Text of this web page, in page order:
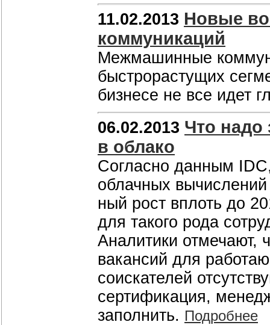
11.02.2013 Новые
коммуникаций
Межмашинные
быстрорастущих
бизнесе не все идет
06.02.2013 Что надо
в облако
Согласно данным
облачных
ный рост вплоть до
для такого рода
Аналитики отмечают,
вакансий для
соискателей
сертификация,
заполнить. Подробнее